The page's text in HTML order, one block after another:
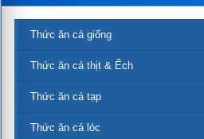
Thức ăn cá giống
Thức ăn cá thịt & Ếch
Thức ăn cá tạp
Thức ăn cá lóc